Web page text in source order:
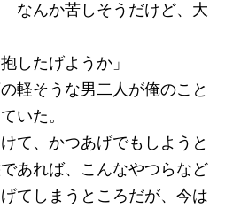
なんか苦しそうだけど、大
したげようか」
軽そうな男二人が俺のこと
いた。
て、かつあげでもしようと
あれば、こんなやつらなど
てしまうところだが、今は